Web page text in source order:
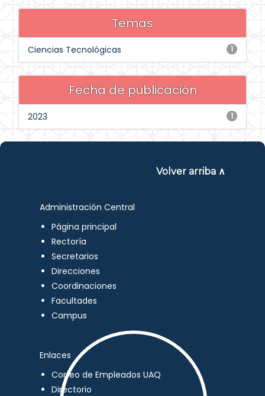
Temas
1
Ciencias Tecnológicas
Fecha de publicación
1
2023
Volver arriba ∧
Administración Central
Página principal
Rectoría
Secretarios
Direcciones
Coordinaciones
Facultades
Campus
Enlaces
Correo de Empleados UAQ
Directorio